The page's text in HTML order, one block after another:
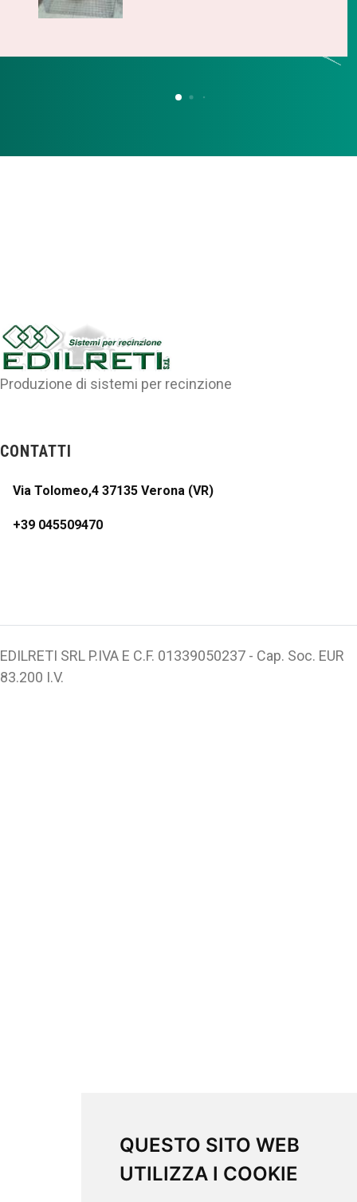
QUESTO SITO WEB
UTILIZZA I COOKIE
Produzione di sistemi per recinzione
CONTATTI
Via Tolomeo,4 37135 Verona (VR)
+39 045509470
EDILRETI SRL P.IVA E C.F. 01339050237 - Cap. Soc. EUR
83.200 I.V.